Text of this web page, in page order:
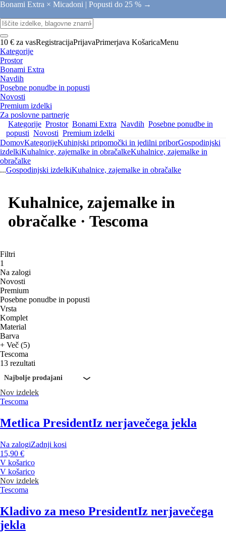
Bonami Extra × Micadoni | Popusti do 25 % →
10 € za vasRegistracijaPrijavaPrimerjava KošaricaMenu
Kategorije
Prostor
Bonami Extra
Navdih
Posebne ponudbe in popusti
Novosti
Premium izdelki
Za poslovne partnerje
Kategorije Prostor Bonami Extra Navdih Posebne ponudbe in
popusti Novosti Premium izdelki
DomovKategorijeKuhinjski pripomočki in jedilni priborGospodinjski
izdelkiKuhalnice, zajemalke in obračalkeKuhalnice, zajemalke in
obračalke
...Gospodinjski izdelkiKuhalnice, zajemalke in obračalke
Kuhalnice, zajemalke in
obračalke · Tescoma
Filtri
1
Na zalogi
Novosti
Premium
Posebne ponudbe in popusti
Vrsta
Komplet
Material
Barva
+ Več (5)
Tescoma
13 rezultati
Najbolje prodajani
Nov izdelek
Tescoma
Metlica PresidentIz nerjavečega jekla
Na zalogiZadnji kosi
15,90 €
V košarico
V košarico
Nov izdelek
Tescoma
Kladivo za meso PresidentIz nerjavečega
jekla